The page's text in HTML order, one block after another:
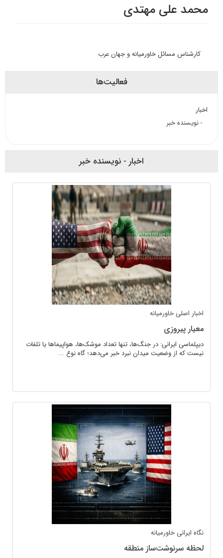
محمد علی مهتدی
کارشناس مسائل خاورمیانه و جهان عرب
فعالیت‌ها
اخبار
- نویسنده خبر
اخبار - نویسنده خبر
اخبار اصلی خاورمیانه
معیار پیروزی
دیپلماسی ایرانی: در جنگ‌ها، تنها تعداد موشک‌ها، هواپیماها یا تلفات
نیست که از وضعیت میدان نبرد خبر می‌دهد؛ گاه نوع ...
نگاه ایرانی خاورمیانه
لحظه سرنوشت‌ساز منطقه